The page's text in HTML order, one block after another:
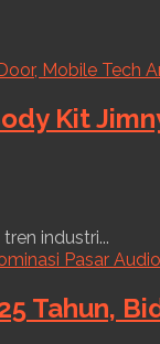
Kit
industri...
Tahun,